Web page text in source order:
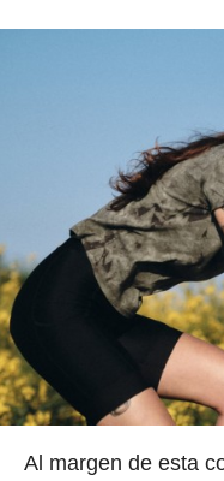
Al margen de esta